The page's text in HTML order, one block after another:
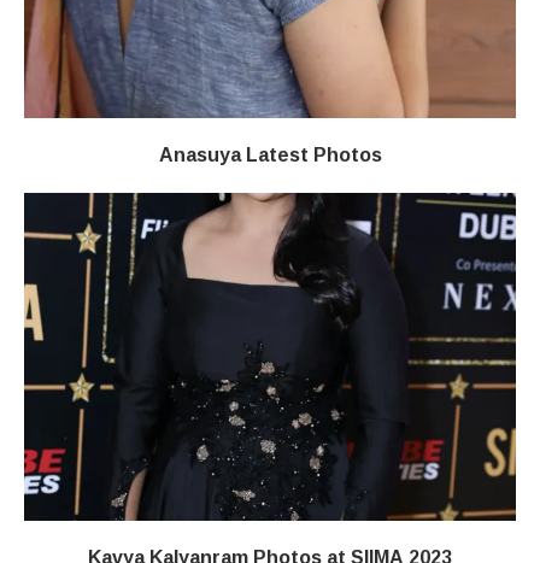
Anasuya Latest Photos